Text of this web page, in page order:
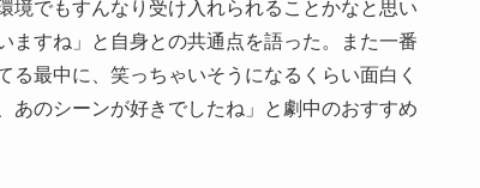
境でもすんなり受け入れられることかなと思い
ますね」と自身との共通点を語った。また一番
最中に、笑っちゃいそうになるくらい面白く
のシーンが好きでしたね」と劇中のおすすめ